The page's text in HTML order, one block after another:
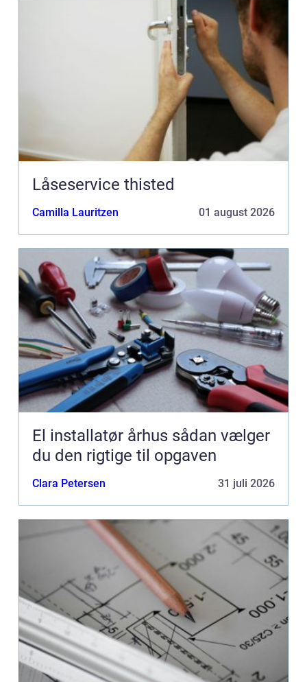
Låseservice thisted
Camilla Lauritzen 01 august 2026
El installatør århus sådan vælger
du den rigtige til opgaven
Clara Petersen 31 juli 2026